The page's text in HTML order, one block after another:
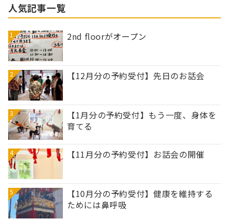
人気記事一覧
1 2nd floorがオープン
2 【12月分の予約受付】先日のお話会
3
【1月分の予約受付】もう一度、身体を
育てる
4 【11月分の予約受付】お話会の開催
5
【10月分の予約受付】健康を維持する
ためには鼻呼吸